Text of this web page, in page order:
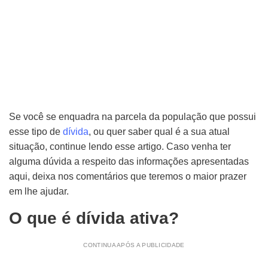
Se você se enquadra na parcela da população que possui
esse tipo de dívida, ou quer saber qual é a sua atual
situação, continue lendo esse artigo. Caso venha ter
alguma dúvida a respeito das informações apresentadas
aqui, deixa nos comentários que teremos o maior prazer
em lhe ajudar.
O que é dívida ativa?
CONTINUA APÓS A PUBLICIDADE